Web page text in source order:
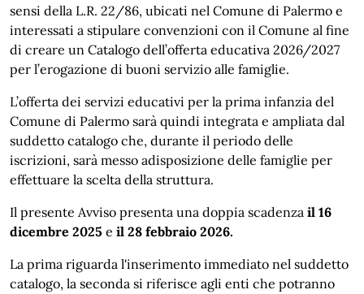
sensi della L.R. 22/86, ubicati nel Comune di Palermo e
interessati a stipulare convenzioni con il Comune al fine
di creare un Catalogo dell’offerta educativa 2026/2027
per l’erogazione di buoni servizio alle famiglie.
L’offerta dei servizi educativi per la prima infanzia del
Comune di Palermo sarà quindi integrata e ampliata dal
suddetto catalogo che, durante il periodo delle
iscrizioni, sarà messo adisposizione delle famiglie per
effettuare la scelta della struttura.
Il presente Avviso presenta una doppia scadenza il 16
dicembre 2025 e il 28 febbraio 2026.
La prima riguarda l'inserimento immediato nel suddetto
catalogo, la seconda si riferisce agli enti che potranno